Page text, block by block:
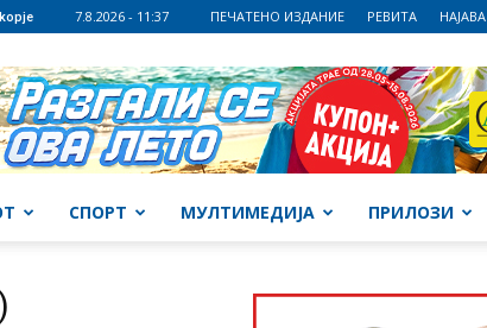
7.8.2026 - 11:37 ПЕЧАТЕНО ИЗДАНИЕ РЕВИТА НАЈАВА
СПОРТ МУЛТИМЕДИЈА ПРИЛОЗИ